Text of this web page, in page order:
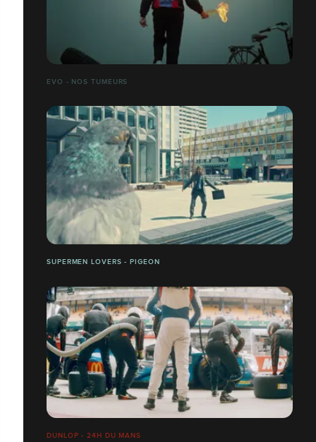
EVO - NOS TUMEURS
SUPERMEN LOVERS - PIGEON
DUNLOP - 24H DU MANS